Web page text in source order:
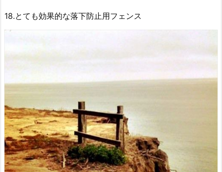
18.とても効果的な落下防止用フェンス